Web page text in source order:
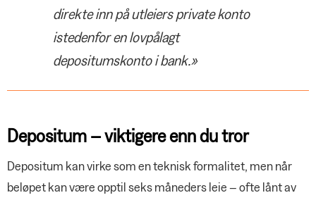
direkte inn på utleiers private konto
istedenfor en lovpålagt
depositumskonto i bank.»
Depositum – viktigere enn du tror
Depositum kan virke som en teknisk formalitet, men når
beløpet kan være opptil seks måneders leie – ofte lånt av